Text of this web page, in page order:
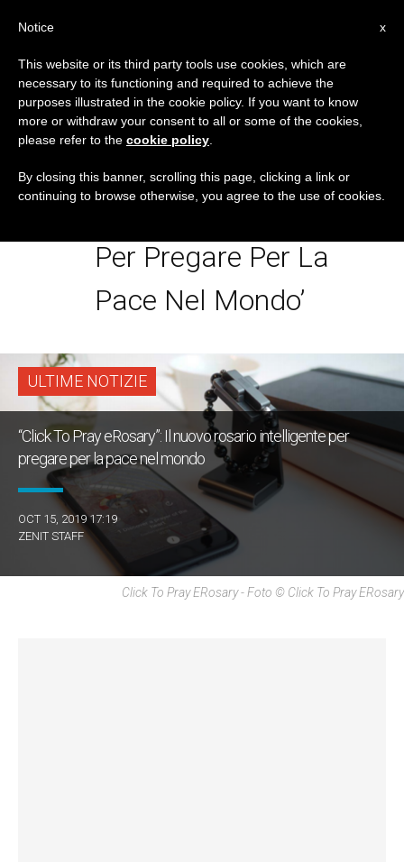
TAG
Posts Tagged ‘Click To
Pray ERosary: Il Nuovo
Rosario Intelligente
Per Pregare Per La
Pace Nel Mondo’
ULTIME NOTIZIE
“Click To Pray eRosary”: Il nuovo rosario intelligente per
pregare per la pace nel mondo
OCT 15, 2019 17:19
ZENIT STAFF
Click To Pray ERosary - Foto © Click To Pray ERosary
x
Notice
This website or its third party tools use cookies, which are
necessary to its functioning and required to achieve the
purposes illustrated in the cookie policy. If you want to know
more or withdraw your consent to all or some of the cookies,
please refer to the cookie policy
By closing this banner, scrolling this page, clicking a link or
continuing to browse otherwise, you agree to the use of cookies.